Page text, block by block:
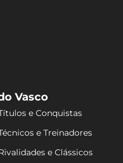
Vasco
e Conquistas
e Treinadores
e Clássicos